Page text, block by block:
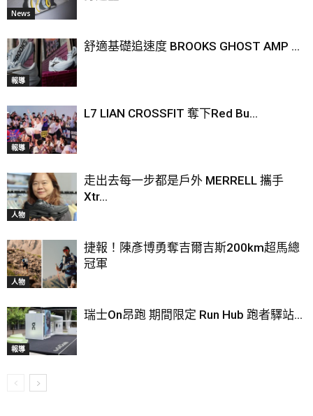
News
報導
舒適基礎追速度 BROOKS GHOST AMP ...
報導
L7 LIAN CROSSFIT 奪下Red Bu...
人物
走出去每一步都是戶外 MERRELL 攜手
Xtr...
人物
捷報！陳彥博勇奪吉爾吉斯200km超馬總
冠軍
報導
瑞士On昂跑 期間限定 Run Hub 跑者驛站...